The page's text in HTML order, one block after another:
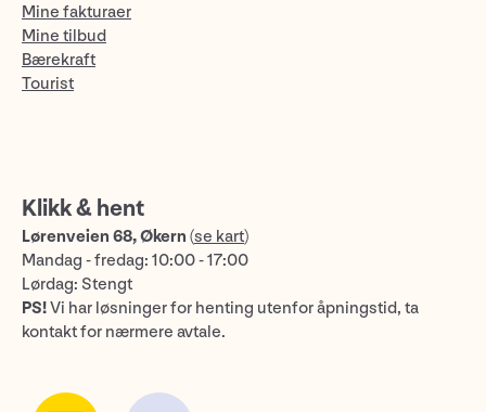
Mine fakturaer
Mine tilbud
Bærekraft
Tourist
Klikk & hent
Lørenveien 68, Økern (se kart)
Mandag - fredag: 10:00 - 17:00
Lørdag: Stengt
PS!Vi har løsninger for henting utenfor åpningstid, ta
kontakt for nærmere avtale.